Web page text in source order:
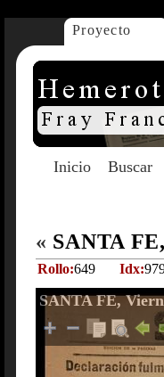
Proyecto
Inicio Buscar
« SANTA
Rollo:649 Idx:
SANTA FE,